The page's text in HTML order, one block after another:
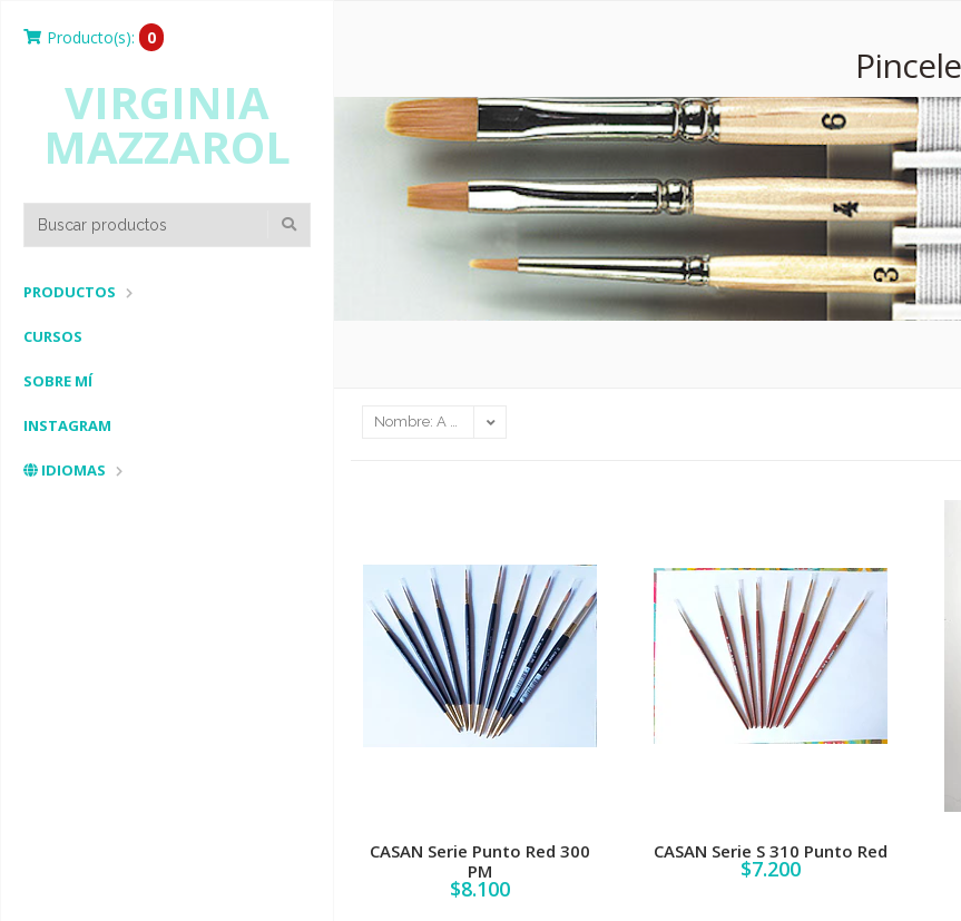
Producto(s): 0
VIRGINIA
MAZZAROL
PRODUCTOS
CURSOS
SOBRE MÍ
INSTAGRAM
IDIOMAS
CASAN Serie Punto Red 300
PM
$8.100
CASAN Serie S 310 Punto Red
$7.200